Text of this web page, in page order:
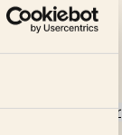
Stone...Läs mer